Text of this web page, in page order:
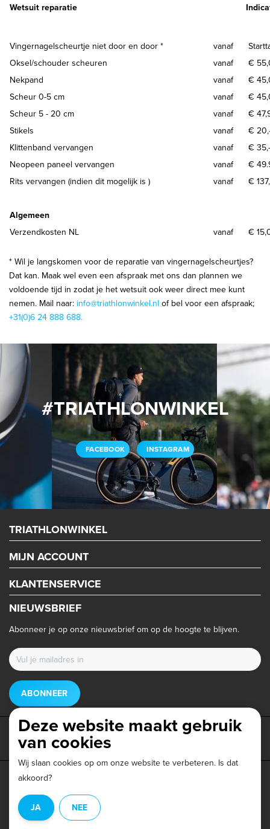
Wetsuit reparatie
Vingernagelscheurtje niet door en door * vanaf
Oksel/schouder scheuren
vanaf
€
Nekpand
vanaf
€
Scheur 0-5 cm
vanaf
€
Scheur 5 - 20 cm
vanaf
€
Stikels
vanaf
€
Klittenband vervangen
vanaf
€ 35,-
Neopeen paneel vervangen
vanaf
€
Rits vervangen (indien dit mogelijk is )
vanaf €
Algemeen
Verzendkosten NL
vanaf €
* Wil je langskomen voor de reparatie van vingernagelscheurtjes?
Dat kan. Maak wel even een afspraak met ons dan plannen we
voldoende tijd in zodat je het wetsuit ook weer direct mee kunt
nemen. Mail naar: info@triathlonwinkel.nl of bel voor een afspraak;
+31(0)6 24 888 688.
#TRIATHLONWINKEL
FACEBOOK INSTAGRAM
TRIATHLONWINKEL
MIJN ACCOUNT
KLANTENSERVICE
NIEUWSBRIEF
Abonneer je op onze nieuwsbrief om op de hoogte te blijven.
ABONNEER
Privacy beleid
© Copyright 2026 - Triathlonwinkel.nl | Realisatie
Deze website maakt gebruik
van cookies
Wij slaan cookies op om onze website te verbeteren. Is dat
akkoord?
JA NEE